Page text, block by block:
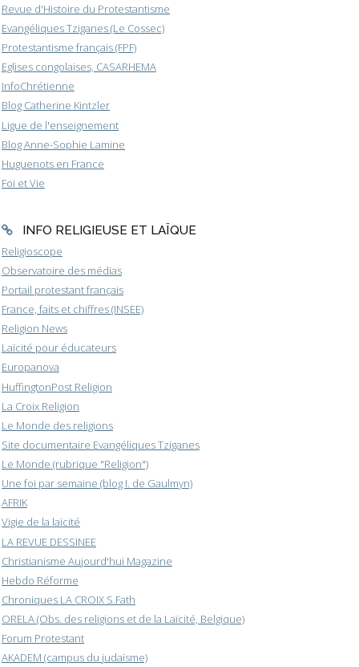
Revue d'Histoire du Protestantisme
Evangéliques Tziganes (Le Cossec)
Protestantisme français (FPF)
Eglises congolaises, CASARHEMA
InfoChrétienne
Blog Catherine Kintzler
Ligue de l'enseignement
Blog Anne-Sophie Lamine
Huguenots en France
Foi et Vie
INFO RELIGIEUSE ET LAÏQUE
Religioscope
Observatoire des médias
Portail protestant français
France, faits et chiffres (INSEE)
Religion News
Laïcité pour éducateurs
Europanova
HuffingtonPost Religion
La Croix Religion
Le Monde des religions
Site documentaire Evangéliques Tziganes
Le Monde (rubrique "Religion")
Une foi par semaine (blog I. de Gaulmyn)
AFRIK
Vigie de la laïcité
LA REVUE DESSINEE
Christianisme Aujourd'hui Magazine
Hebdo Réforme
Chroniques LA CROIX S.Fath
ORELA (Obs. des religions et de la Laïcité, Belgique)
Forum Protestant
AKADEM (campus du judaïsme)